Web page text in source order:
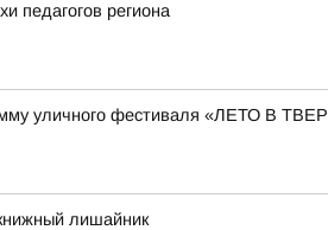
педагогов региона
уличного фестиваля «ЛЕТО В
лишайник